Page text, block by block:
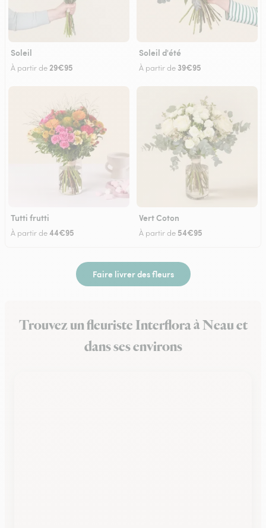
Soleil
À partir de29€95
Soleil d'été
À partir de 39€95
Tutti frutti
À partir de44€95
Vert Coton
À partir de 54€95
Faire livrer des fleurs
Trouvez un fleuriste Interflora à Neau et
dans ses environs